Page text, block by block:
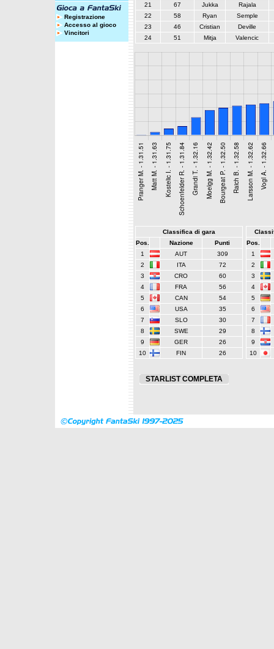
Registrazione
Accesso al gioco
Vincitori
21
67 Jukka
Rajala
22
58 Ryan
Semple
23
46 Cristian
Deville
24
51 Mitja Valencic
Classifica di gara
Pos.
Nazione
Punti
1
AUT
309
2
ITA
72
3
CRO
60
4
FRA
56
5
CAN
54
6
USA
35
7
SLO
30
8
SWE
29
9
GER
26
10
FIN 26
Pos.
1
2
3
4
5
6
7
8
9
10
STARLIST COMPLETA